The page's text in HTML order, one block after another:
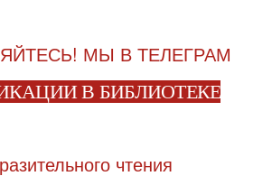
В БИБЛИОТЕКЕ